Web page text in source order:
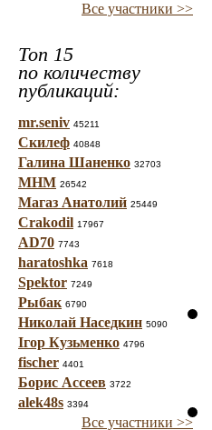
Все участники >>
Топ 15
по количеству
публикаций:
mr.seniv 45211
Скилеф 40848
Галина Шаненко 32703
МНМ 26542
Магаз Анатолий 25449
Crakodil 17967
AD70 7743
haratoshka 7618
Spektor 7249
Рыбак 6790
Николай Наседкин 5090
Ігор Кузьменко 4796
fischer 4401
Борис Ассеев 3722
alek48s 3394
Все участники >>